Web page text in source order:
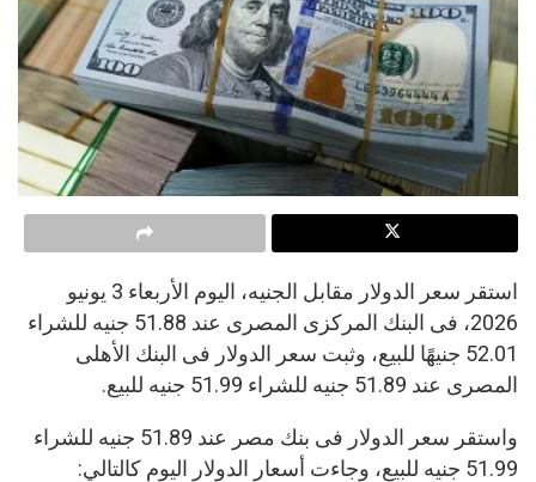
استقر سعر الدولار مقابل الجنيه، اليوم الأربعاء 3 يونيو
2026، فى البنك المركزى المصرى عند 51.88 جنيه للشراء
52.01 جنيهًا للبيع، وثبت سعر الدولار فى البنك الأهلى
المصرى عند 51.89 جنيه للشراء 51.99 جنيه للبيع.
واستقر سعر الدولار فى بنك مصر عند 51.89 جنيه للشراء
51.99 جنيه للبيع، وجاءت أسعار الدولار اليوم كالتالي: